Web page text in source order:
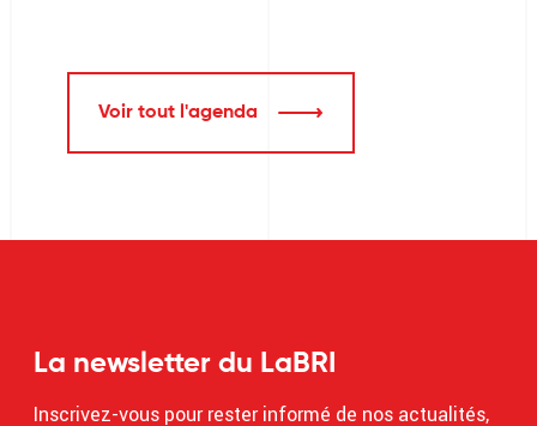
Voir tout l'agenda
La newsletter du LaBRI
Inscrivez-vous pour rester informé de nos actualités,